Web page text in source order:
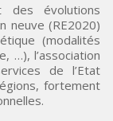
des évolutions
neuve (RE2020)
(modalités
…), l’association
de l’Etat
fortement